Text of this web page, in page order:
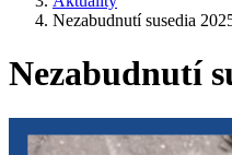
Nezabudnutí susedia
Nezabudnutí